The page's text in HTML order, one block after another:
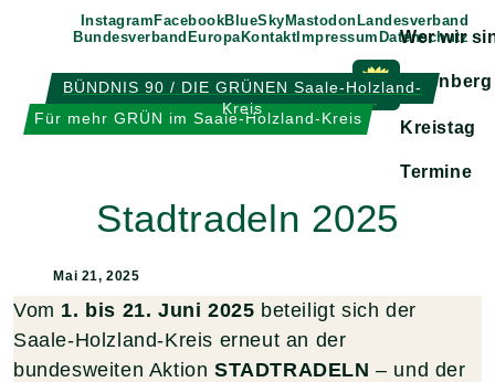
Inhalt
Instagram FacebookBlueSky Mastodon Landesverband
Bundesverband EuropaKontaktImpressum Datenschutz
BÜNDNIS 90 / DIE GRÜNEN Saale-Holzland-
Kreis
Für mehr GRÜN im Saale-Holzland-Kreis
Wer wir
Eisenberg
Zeige
Kreistag
Termine
Stadtradeln 2025
Mai 21, 2025
Vom 1. bis 21. Juni 2025 beteiligt sich der
Saale-Holzland-Kreis erneut an der
bundesweiten AktionSTADTRADELN – und der